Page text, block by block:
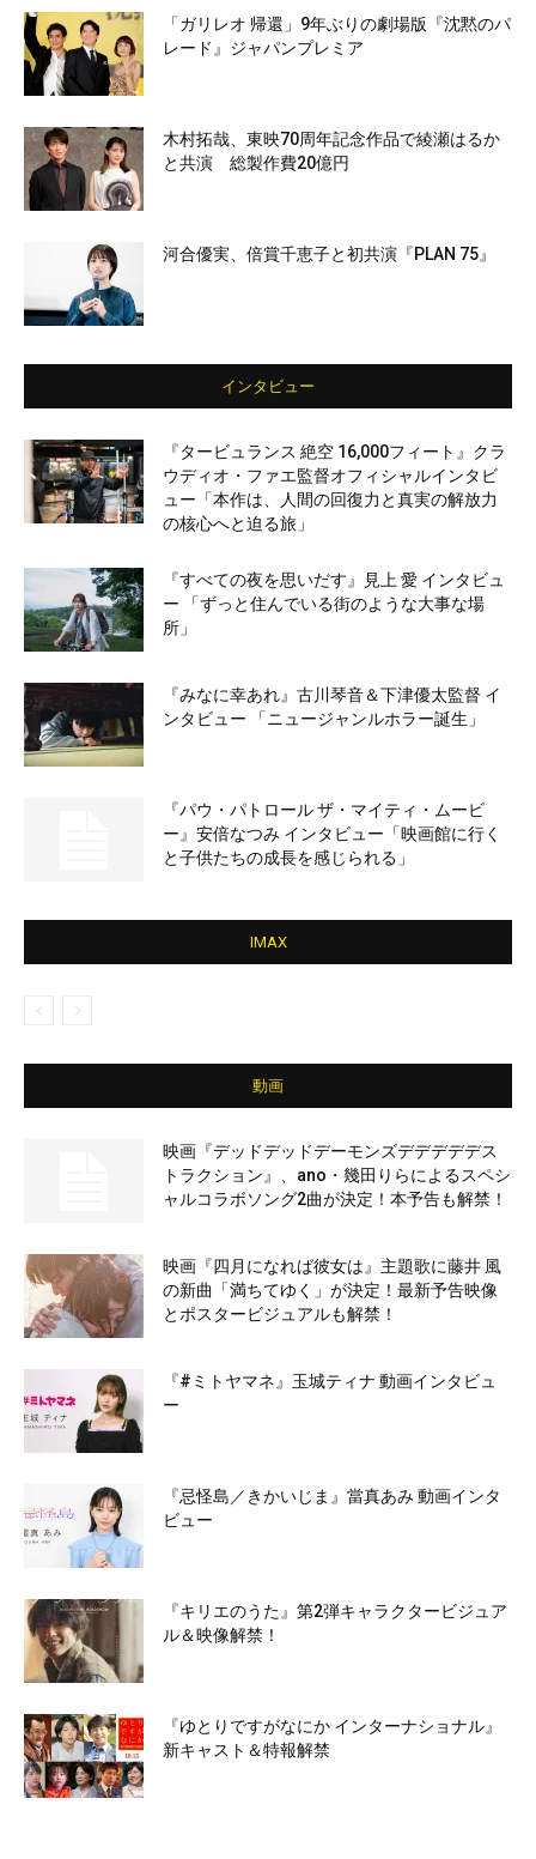
「ガリレオ 帰還」9年ぶりの劇場版『沈黙のパ
レード』ジャパンプレミア
木村拓哉、東映70周年記念作品で綾瀬はるか
と共演 総製作費20億円
河合優実、倍賞千恵子と初共演『PLAN 75』
インタビュー
『タービュランス 絶空 16,000フィート』クラ
ウディオ・ファエ監督オフィシャルインタビ
ュー「本作は、人間の回復力と真実の解放力
の核心へと迫る旅」
『すべての夜を思いだす』見上 愛 インタビュ
ー 「ずっと住んでいる街のような大事な場
所」
『みなに幸あれ』古川琴音＆下津優太監督 イ
ンタビュー 「ニュージャンルホラー誕生」
『パウ・パトロール ザ・マイティ・ムービ
ー』安倍なつみ インタビュー「映画館に行く
と子供たちの成長を感じられる」
IMAX
動画
映画『デッドデッドデーモンズデデデデデス
トラクション』、ano・幾田りらによるスペシ
ャルコラボソング2曲が決定！本予告も解禁！
映画『四月になれば彼女は』主題歌に藤井 風
の新曲「満ちてゆく」が決定！最新予告映像
とポスタービジュアルも解禁！
『#ミトヤマネ』玉城ティナ 動画インタビュ
ー
『忌怪島／きかいじま』當真あみ 動画インタ
ビュー
『キリエのうた』第2弾キャラクタービジュア
ル＆映像解禁！
『ゆとりですがなにか インターナショナル』
新キャスト＆特報解禁